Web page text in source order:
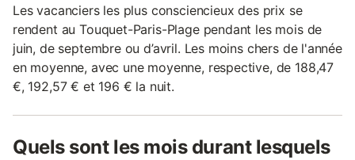
Les vacanciers les plus consciencieux des prix se
rendent au Touquet-Paris-Plage pendant les mois de
juin, de septembre ou d’avril. Les moins chers de l'année
en moyenne, avec une moyenne, respective, de 188,47
€, 192,57 € et 196 € la nuit.
Quels sont les mois durant lesquels